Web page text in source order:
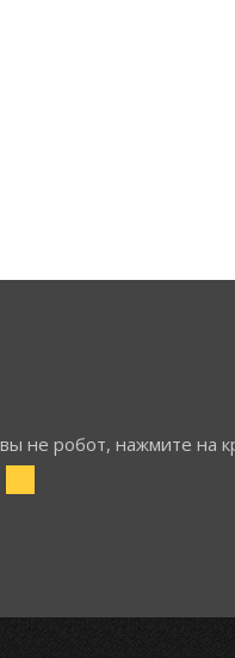
не робот, нажмите на